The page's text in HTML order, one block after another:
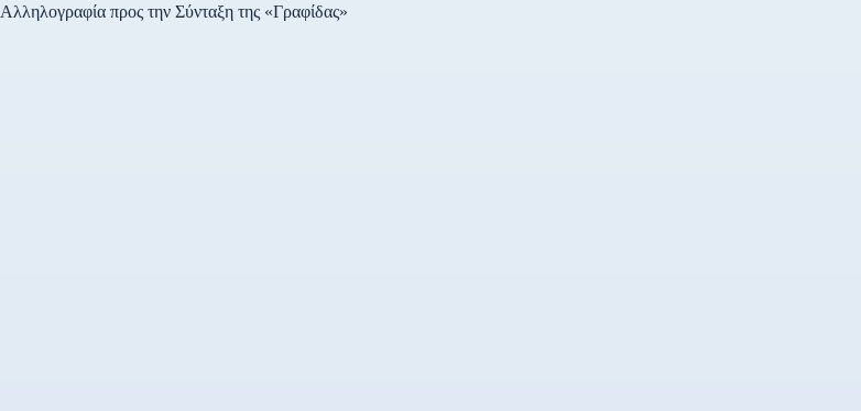
Αλληλογραφία προς την Σύνταξη της «Γραφίδας»